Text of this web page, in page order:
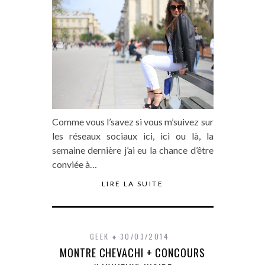
Comme vous l’savez si vous m’suivez sur
les réseaux sociaux ici, ici ou là, la
semaine dernière j’ai eu la chance d’être
conviée à…
LIRE LA SUITE
GEEK 30/03/2014
MONTRE CHEVACHI + CONCOURS